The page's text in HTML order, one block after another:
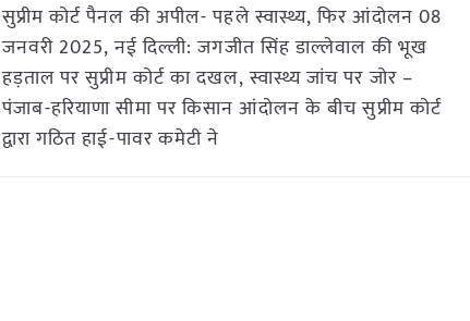
सुप्रीम कोर्ट पैनल की अपील- पहले स्वास्थ्य, फिर आंदोलन 08
जनवरी 2025, नई दिल्ली: जगजीत सिंह डाल्लेवाल की भूख
हड़ताल पर सुप्रीम कोर्ट का दखल, स्वास्थ्य जांच पर जोर –
पंजाब-हरियाणा सीमा पर किसान आंदोलन के बीच सुप्रीम कोर्ट
द्वारा गठित हाई-पावर कमेटी ने